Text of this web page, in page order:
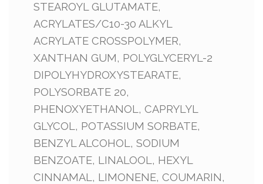
STEAROYL GLUTAMATE,
ACRYLATES/C10-30 ALKYL
ACRYLATE CROSSPOLYMER,
XANTHAN GUM, POLYGLYCERYL-2
DIPOLYHYDROXYSTEARATE,
POLYSORBATE 20,
PHENOXYETHANOL, CAPRYLYL
GLYCOL, POTASSIUM SORBATE,
BENZYL ALCOHOL, SODIUM
BENZOATE, LINALOOL, HEXYL
CINNAMAL, LIMONENE, COUMARIN,